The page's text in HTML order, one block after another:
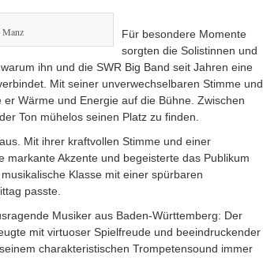
Manz
Für besondere Momente
sorgten die Solistinnen und
ihn und die SWR Big Band seit Jahren eine
Mit seiner unverwechselbaren Stimme und
Wärme und Energie auf die Bühne. Zwischen
Ton mühelos seinen Platz zu finden.
aus. Mit ihrer kraftvollen Stimme und einer
markante Akzente und begeisterte das Publikum
Klasse mit einer spürbaren
passte.
Musiker aus Baden-Württemberg: Der
mit virtuoser Spielfreude und beeindruckender
charakteristischen Trompetensound immer